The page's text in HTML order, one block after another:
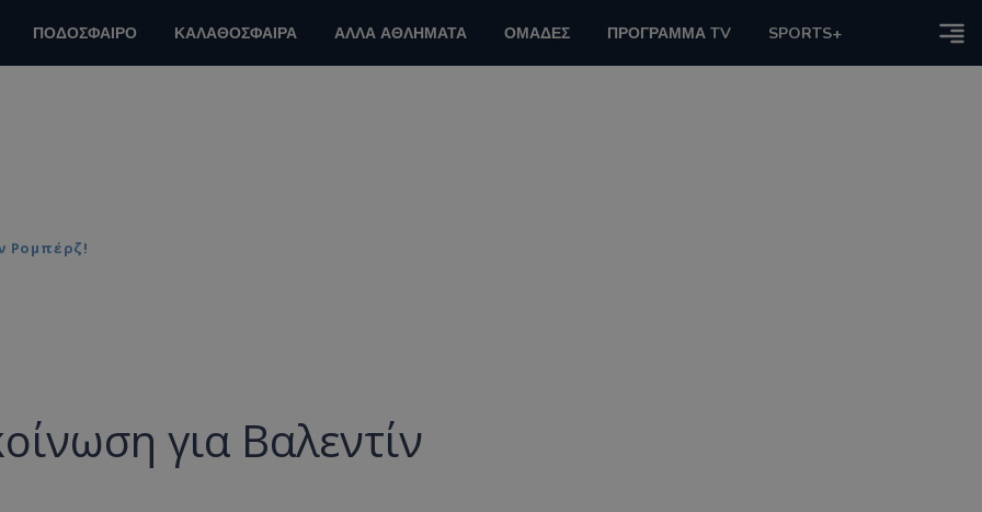
ΠΟΔΟΣΦΑΙΡΟ ΚΑΛΑΘΟΣΦΑΙΡΑ ΑΛΛΑ ΑΘΛΗΜΑΤΑ ΟΜΑΔΕΣ ΠΡΟΓΡΑΜΜΑ TV SPORTS+
Ρομπέρζ!
για Βαλεντίν